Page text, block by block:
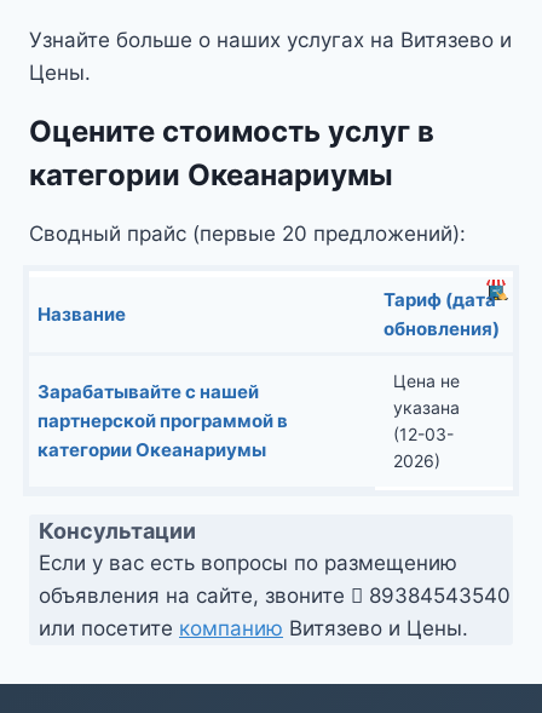
Узнайте больше о наших услугах на Витязево и
Цены.
Оцените стоимость услуг в
категории Океанариумы
Сводный прайс (первые 20 предложений):
Название
Тариф (дата
обновления)
Зарабатывайте с нашей
партнерской программой в
категории Океанариумы
Цена не
указана
(12-03-
2026)
Консультации
Если у вас есть вопросы по размещению
объявления на сайте, звоните
89384543540
или посетите компанию Витязево и Цены.